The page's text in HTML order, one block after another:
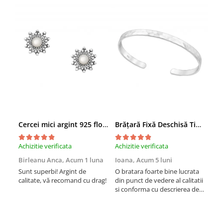
Cercei mici argint 925 floare patinată cu sidef alb
Achizitie verificata
Birleanu Anca, Acum 1 luna
Sunt superbi! Argint de
calitate, vă recomand cu drag!
Brățară Fixă Deschisă Tip Cuff din Argint 925
Achizitie verificata
Ioana, Acum 5 luni
O bratara foarte bine lucrata
din punct de vedere al calitatii
si conforma cu descrierea de